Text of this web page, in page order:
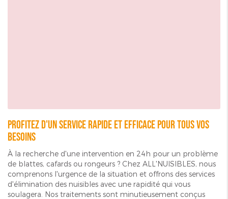
Profitez d'un service rapide et efficace pour tous vos
besoins
À la recherche d'une intervention en 24h pour un problème
de blattes, cafards ou rongeurs ? Chez ALL'NUISIBLES, nous
comprenons l'urgence de la situation et offrons des services
d'élimination des nuisibles avec une rapidité qui vous
soulagera. Nos traitements sont minutieusement conçus